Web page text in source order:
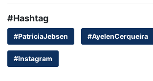
#Hashtag
#PatriciaJebsen #AyelenCerqueira
#Instagram